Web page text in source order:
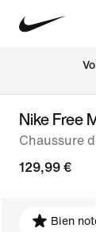
Nike Free
Chaussure
129,99 €
Bien